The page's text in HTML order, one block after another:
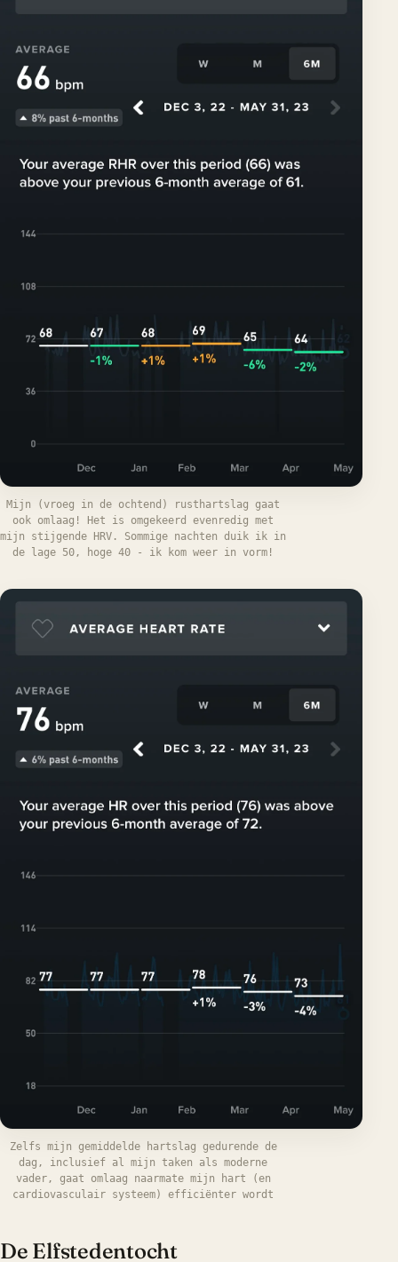
Mijn (vroeg in de ochtend) rusthartslag gaat
ook omlaag! Het is omgekeerd evenredig met
mijn stijgende HRV. Sommige nachten duik ik in
de lage 50, hoge 40 - ik kom weer in vorm!
Zelfs mijn gemiddelde hartslag gedurende de
dag, inclusief al mijn taken als moderne
vader, gaat omlaag naarmate mijn hart (en
cardiovasculair systeem) efficiënter wordt
De Elfstedentocht